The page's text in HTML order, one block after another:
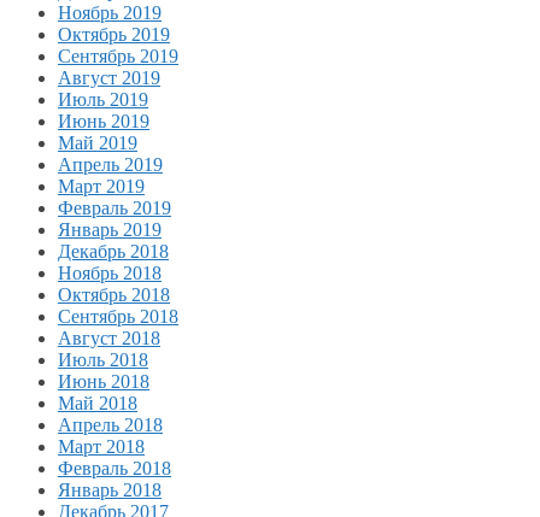
Ноябрь 2019
Октябрь 2019
Сентябрь 2019
Август 2019
Июль 2019
Июнь 2019
Май 2019
Апрель 2019
Март 2019
Февраль 2019
Январь 2019
Декабрь 2018
Ноябрь 2018
Октябрь 2018
Сентябрь 2018
Август 2018
Июль 2018
Июнь 2018
Май 2018
Апрель 2018
Март 2018
Февраль 2018
Январь 2018
Декабрь 2017